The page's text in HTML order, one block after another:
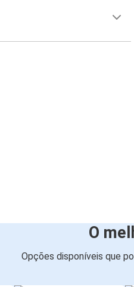
O
Opções disponíveis que